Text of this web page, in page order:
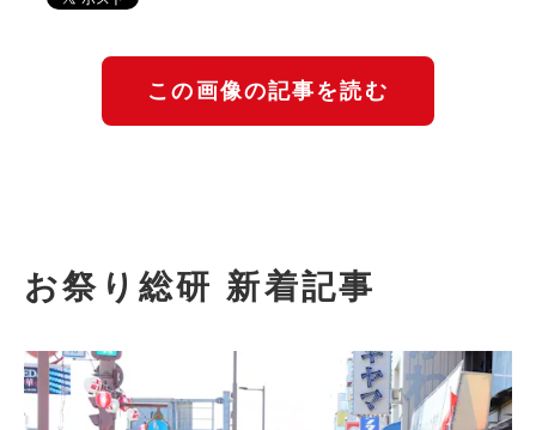
この画像の記事を読む
お祭り総研 新着記事